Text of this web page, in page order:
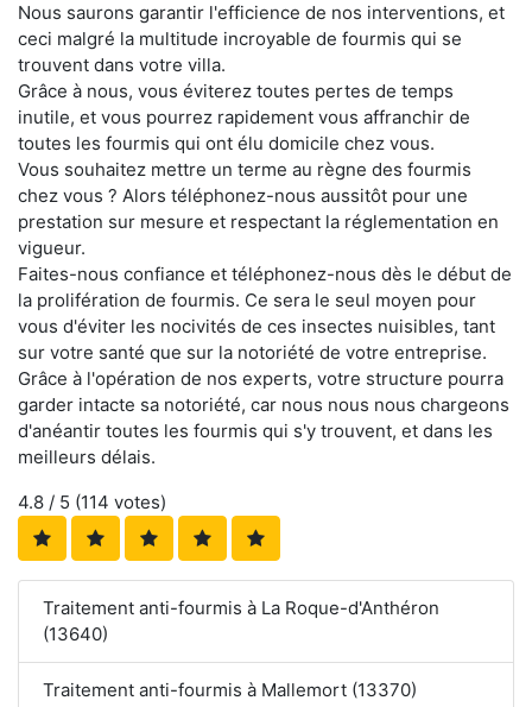
Nous saurons garantir l'efficience de nos interventions, et
ceci malgré la multitude incroyable de fourmis qui se
trouvent dans votre villa.
Grâce à nous, vous éviterez toutes pertes de temps
inutile, et vous pourrez rapidement vous affranchir de
toutes les fourmis qui ont élu domicile chez vous.
Vous souhaitez mettre un terme au règne des fourmis
chez vous ? Alors téléphonez-nous aussitôt pour une
prestation sur mesure et respectant la réglementation en
vigueur.
Faites-nous confiance et téléphonez-nous dès le début de
la prolifération de fourmis. Ce sera le seul moyen pour
vous d'éviter les nocivités de ces insectes nuisibles, tant
sur votre santé que sur la notoriété de votre entreprise.
Grâce à l'opération de nos experts, votre structure pourra
garder intacte sa notoriété, car nous nous nous chargeons
d'anéantir toutes les fourmis qui s'y trouvent, et dans les
meilleurs délais.
4.8 / 5 (114 votes)
Traitement anti-fourmis à La Roque-d'Anthéron
(13640)
Traitement anti-fourmis à Mallemort (13370)